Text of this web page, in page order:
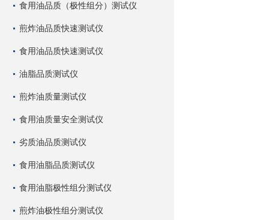
食用油品质（极性组分）测试仪
煎炸油品质快速测试仪
食用油品质快速测试仪
油脂品质测试仪
煎炸油质量测试仪
食用油质量安全测试仪
劣质油品质测试仪
食用油脂品质测试仪
食用油脂极性组分测试仪
煎炸油极性组分测试仪